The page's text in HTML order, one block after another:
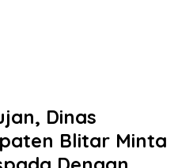
Dinas
Blitar Minta